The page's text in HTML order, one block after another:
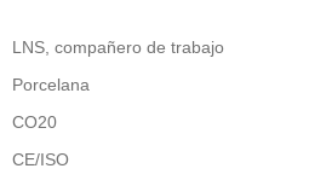
LNS, compañero de trabajo
Porcelana
CO20
CE/ISO